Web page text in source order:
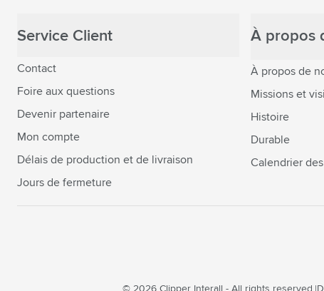
Service Client
Contact
Foire aux questions
Devenir partenaire
Mon compte
Délais de production et de livraison
Jours de fermeture
À propos
À propos de
Missions et
Histoire
Durable
Calendrier
© 2026 Clipper Interall - All rights reserved.